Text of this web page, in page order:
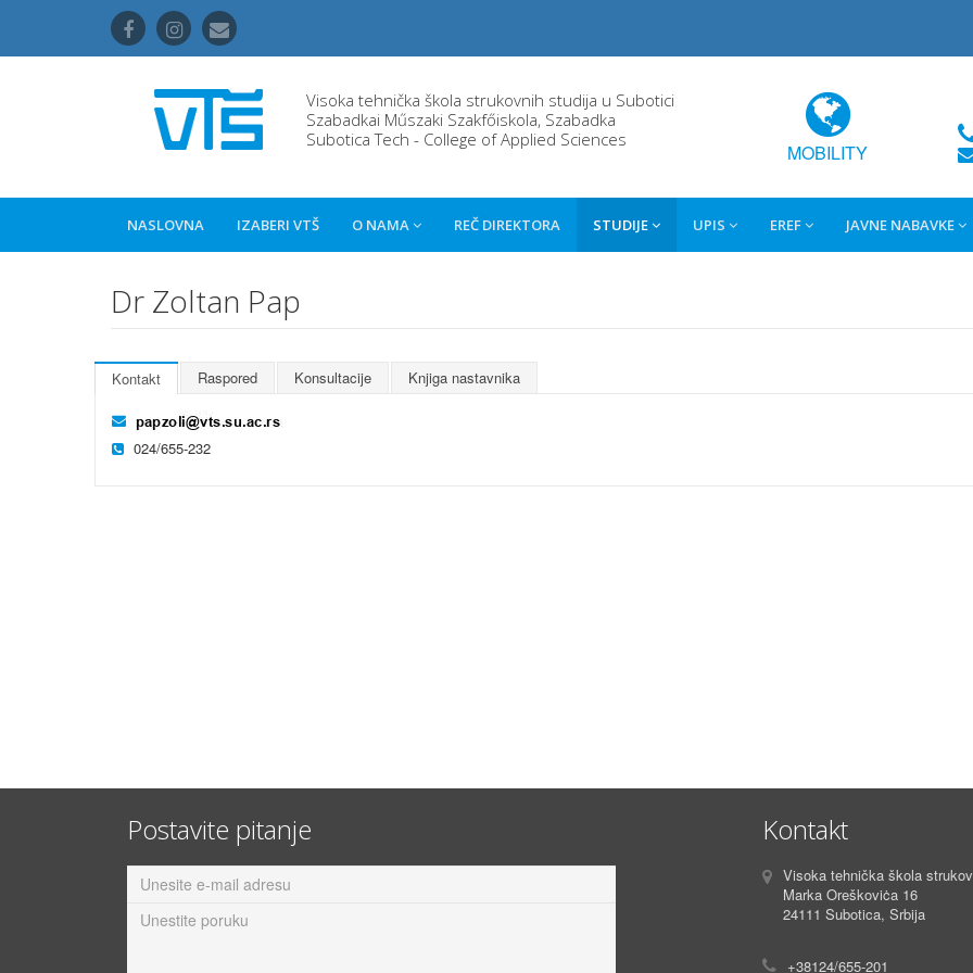
Visoka tehnička škola strukovnih studija u Subotici
Szabadkai Műszaki Szakfőiskola, Szabadka
Subotica Tech - College of Applied Sciences
MOBILITY
NASLOVNA IZABERI VTŠ O NAMA REČ DIREKTORA STUDIJE UPIS EREF JAVNE NABAVKE
Dr Zoltan Pap
Kontakt Raspored Konsultacije Knjiga nastavnika
024/655-232
Postavite pitanje Kontakt
Visoka tehnička škola
Marka Oreškoviċa 16
24111 Subotica, Srbija
+38124/655-201